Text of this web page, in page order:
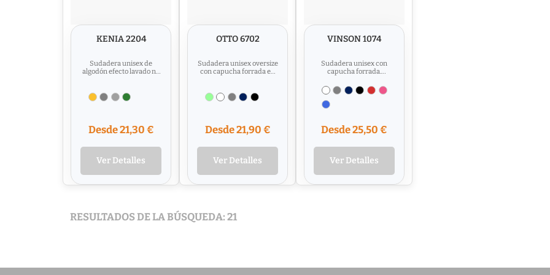
KENIA 2204
Sudadera unisex de
algodón efecto lavado no
Desde 21,30 €
Ver Detalles
OTTO 6702
Sudadera unisex oversize
con capucha forrada en
Dos...
Desde 21,90 €
Ver Detalles
VINSON 1074
Sudadera unisex con
capucha forrada.
peinado. Manga ranglán.
Puños y cinturilla...
Desde 25,50 €
Ver Detalles
RESULTADOS DE LA BÚSQUEDA: 21